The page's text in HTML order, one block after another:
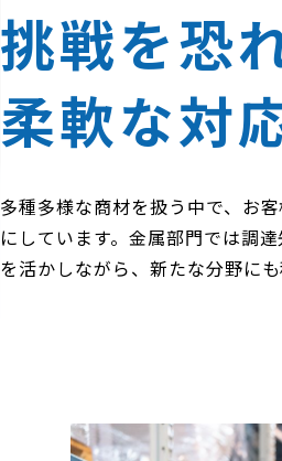
挑戦を恐
柔軟な対
多種多様な商材を扱う中で、お
にしています。金属部門では調
を活かしながら、新たな分野に